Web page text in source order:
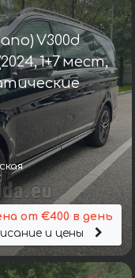
V300d
1+7 мест,
от €400 в день
и цены